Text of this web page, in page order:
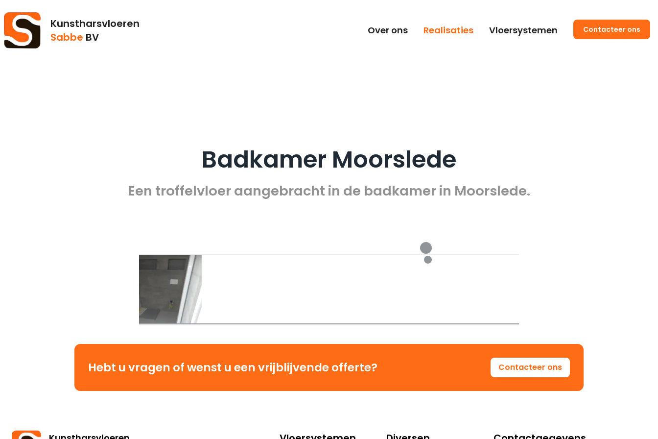
Kunstharsvloeren
Sabbe BV
Over ons Realisaties Vloersystemen Contacteer ons
Badkamer Moorslede
Een troffelvloer aangebracht in de badkamer in Moorslede.
Hebt u vragen of wenst u een vrijblijvende offerte? Contacteer ons